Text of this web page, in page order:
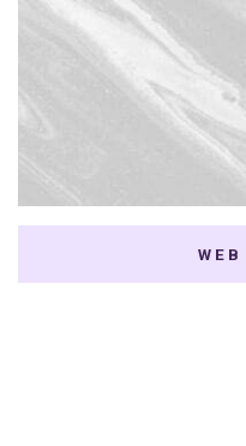
7 K-dramas Enemies
to Lovers